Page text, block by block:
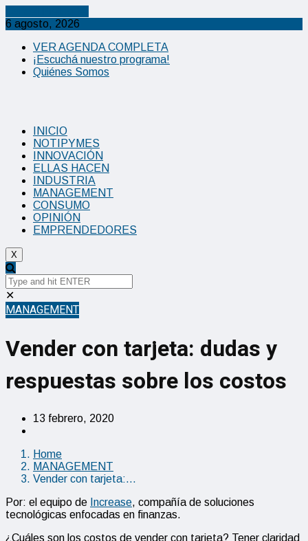
6 agosto, 2026
VER AGENDA COMPLETA
¡Escuchá nuestro programa!
Quiénes Somos
INICIO
NOTIPYMES
INNOVACIÓN
ELLAS HACEN
INDUSTRIA
MANAGEMENT
CONSUMO
OPINIÓN
EMPRENDEDORES
X
✕
MANAGEMENT
Vender con tarjeta: dudas y
respuestas sobre los costos
13 febrero, 2020
Home
MANAGEMENT
Vender con tarjeta:…
Por: el equipo de Increase, compañía de soluciones
tecnológicas enfocadas en finanzas.
¿Cuáles son los costos de vender con tarjeta? Tener claridad